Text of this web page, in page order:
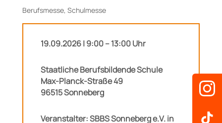
Berufsmesse, Schulmesse
19.09.2026 | 9:00 – 13:00 Uhr
Staatliche Berufsbildende Schule
Max-Planck-Straße 49
96515 Sonneberg
Veranstalter: SBBS Sonneberg e.V. in